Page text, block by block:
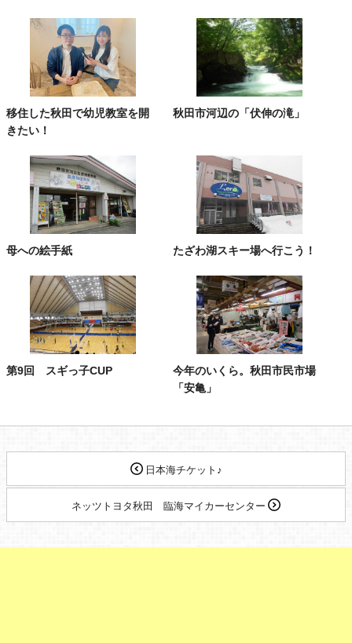
移住した秋田で幼児教室を開
きたい！
秋田市河辺の「伏伸の滝」
母への絵手紙 たざわ湖スキー場へ行こう！
第9回 スギっ子CUP
今年のいくら。秋田市民市場
「安亀」
日本海チケット♪
ネッツトヨタ秋田 臨海マイカーセンター